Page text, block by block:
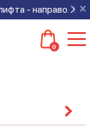
×
Ждем всех на
0